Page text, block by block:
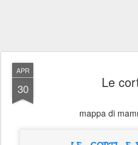
APR
30 Le
mappa di